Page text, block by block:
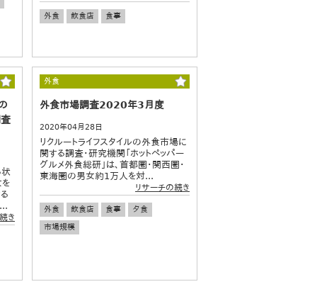
外食 飲食店 食事
状
き
外食
外食市場調査2020年3月度
2020年04月28日
リクルートライフスタイルの外食市場に
関する調査・研究機関「ホットペッパー
グルメ外食総研」は、首都圏・関西圏・
東海圏の男女約1万人を対...
リサーチの続き
外食 飲食店 食事
夕食
市場規模